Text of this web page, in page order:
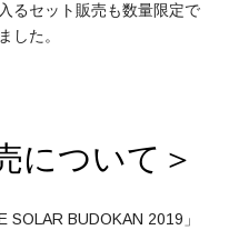
るセット販売も数量限定で
した。
について＞
BUDOKAN 2019」